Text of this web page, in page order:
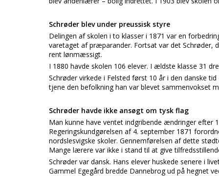
Schrøder blev under preussisk styre
Delingen af skolen i to klasser i 1871 var en
varetaget af præparander. Fortsat var det
rent lønmæssigt.
I 1880 havde skolen 106 elever. I ældste klasse 31
Schrøder virkede i Felsted først 10 år i den danske
tjene den befolkning han var blevet sammenvokset
Schrøder havde ikke ansøgt om tysk flag
Man kunne have ventet indgribende ændringer efter
Regeringskundgørelsen af 4. september 1871
nordslesvigske skoler. Gennemførelsen af dette
Mange lærere var ikke i stand til at give
Schrøder var dansk. Hans elever huskede senere i
Gammel Egegård bredde Dannebrog ud på hegnet